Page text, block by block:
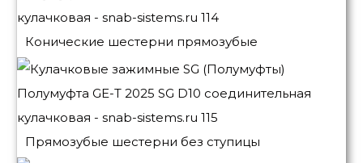
Конические шестерни прямозубые
Прямозубые шестерни без ступицы